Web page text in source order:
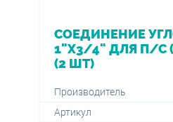
СОЕДИНЕНИЕ
1"Х3/4" ДЛЯ П/С
(2 ШТ)
Производитель
Артикул